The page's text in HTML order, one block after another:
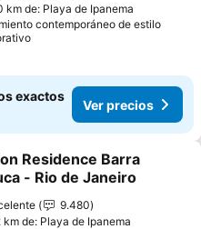
km de: Playa de Ipanema
contemporáneo de estilo
exactos
Ver precios
a favoritos
Residence Barra
- Rio de Janeiro
9.480
km de: Playa de Ipanema